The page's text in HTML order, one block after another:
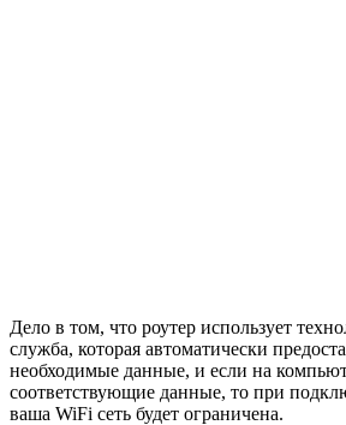
Дело в том, что роутер использует
служба, которая автоматически
необходимые данные, и если на
соответствующие данные, то при
ваша WiFi сеть будет ограничена.